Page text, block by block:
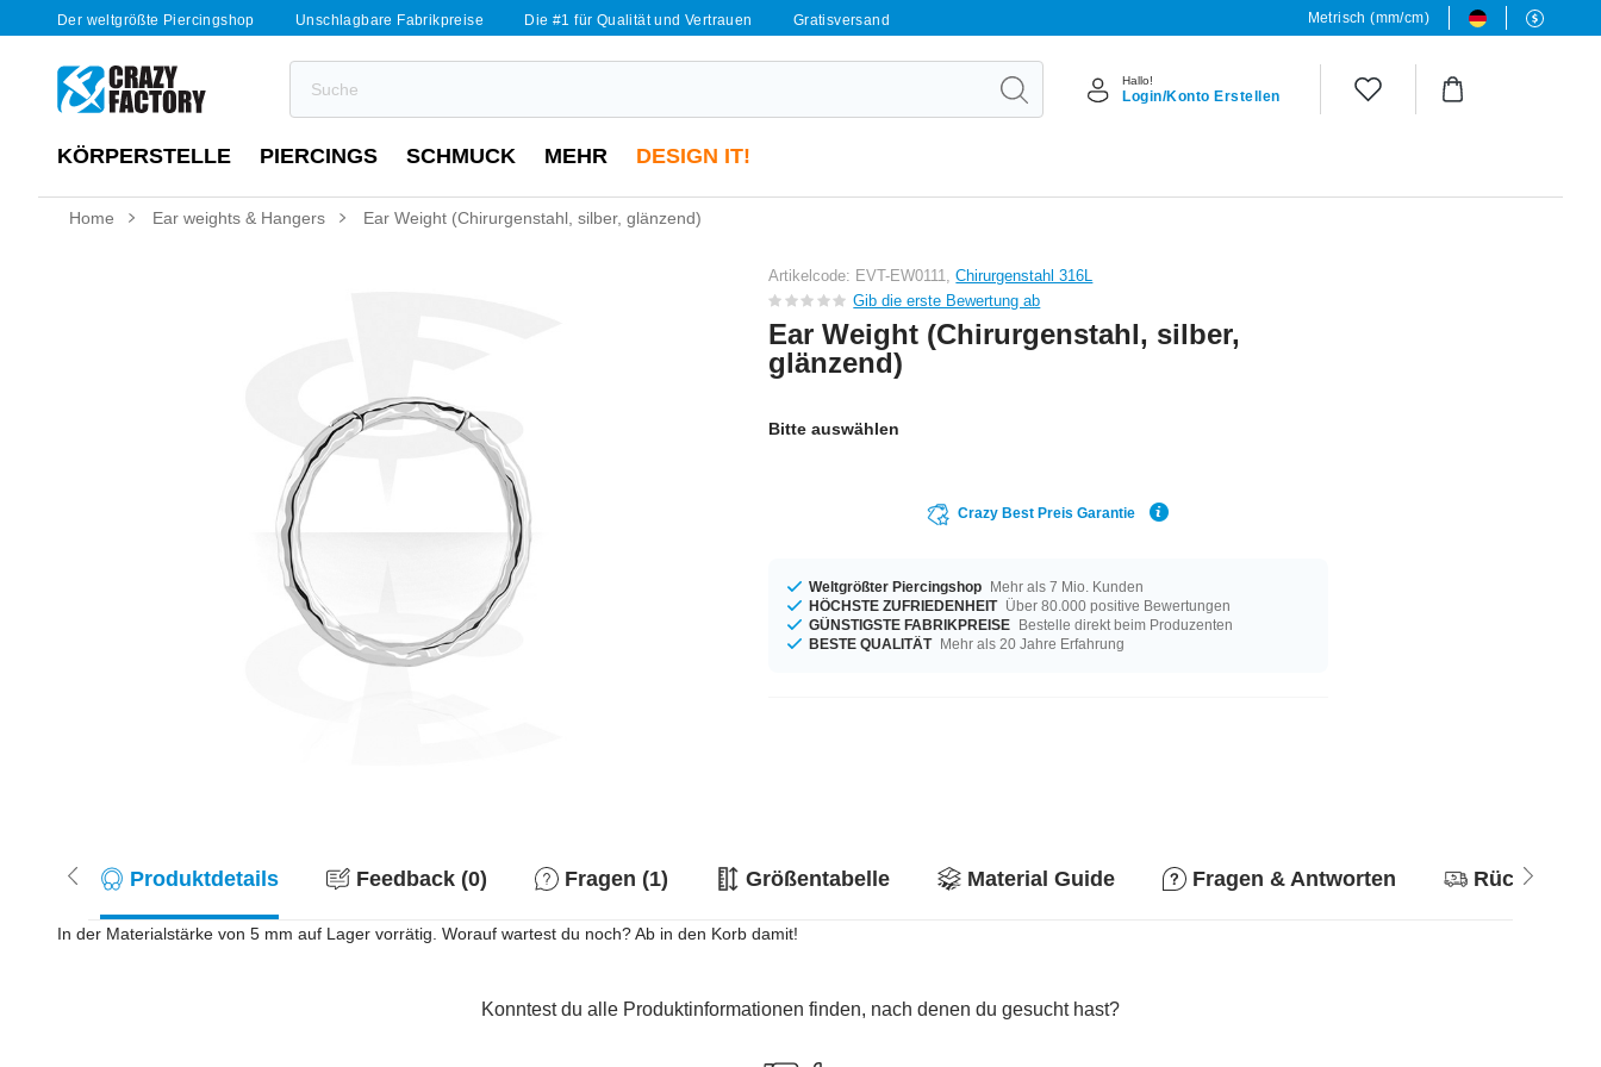
Der weltgrößte Piercingshop Unschlagbare Fabrikpreise Die #1 für Qualität und Vertrauen Gratisversand Metrisch (mm/cm)
Hallo!
Login/Konto Erstellen
KÖRPERSTELLE PIERCINGS SCHMUCK MEHR DESIGN IT!
Home Ear weights & Hangers Ear Weight (Chirurgenstahl, silber, glänzend)
Artikelcode: EVT-EW0111,Chirurgenstahl 316L
Gib die erste Bewertung ab
Ear Weight (Chirurgenstahl, silber,
glänzend)
Bitte auswählen
Crazy Best Preis Garantie
Weltgrößter Piercingshop Mehr als 7 Mio. Kunden
HÖCHSTE ZUFRIEDENHEIT Über 80.000 positive Bewertungen
GÜNSTIGSTE FABRIKPREISE Bestelle direkt beim Produzenten
BESTE QUALITÄT Mehr als 20 Jahre Erfahrung
Produktdetails Feedback (0) Fragen (1) Größentabelle Material Guide Fragen & Antworten
In der Materialstärke von 5 mm auf Lager vorrätig. Worauf wartest du noch? Ab in den Korb damit!
Konntest du alle Produktinformationen finden, nach denen du gesucht hast?